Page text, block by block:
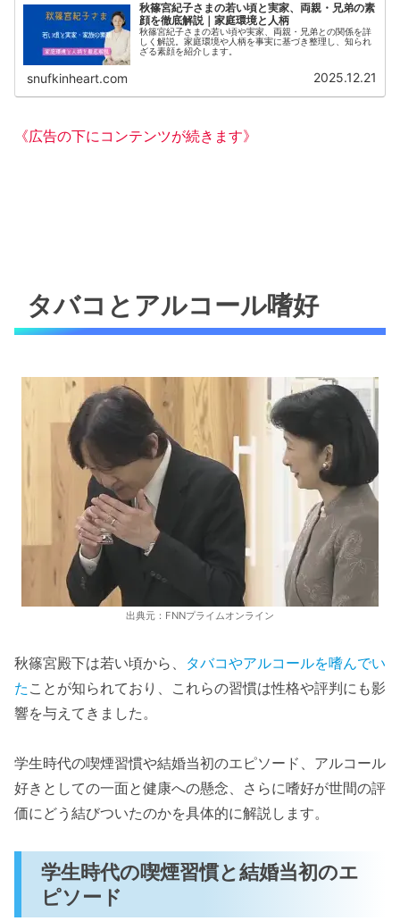
秋篠宮紀子さまの若い頃と実家、両親・兄弟の素
顔を徹底解説｜家庭環境と人柄
秋篠宮紀子さまの若い頃や実家、両親・兄弟との関係を詳
しく解説。家庭環境や人柄を事実に基づき整理し、知られ
ざる素顔を紹介します。
snufkinheart.com 2025.12.21
《広告の下にコンテンツが続きます》
タバコとアルコール嗜好
出典元：FNNプライムオンライン
秋篠宮殿下は若い頃から、 タバコやアルコールを嗜んでい
た ことが知られており、これらの習慣は性格や評判にも影
響を与えてきました。
学生時代の喫煙習慣や結婚当初のエピソード、アルコール
好きとしての一面と健康への懸念、さらに嗜好が世間の評
価にどう結びついたのかを具体的に解説します。
学生時代の喫煙習慣と結婚当初のエ
ピソード